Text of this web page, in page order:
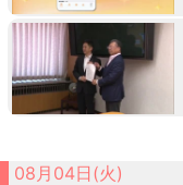
08月04日(火)